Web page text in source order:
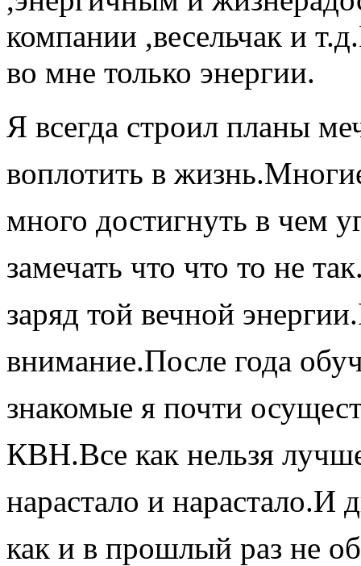
компании ,весельчак и
во мне только энергии.
Я всегда строил планы
воплотить в
много достигнуть в чем
замечать что что то не
заряд той вечной
внимание.После года
знакомые я почти
КВН.Все как нельзя
нарастало и нарастало.И
как и в прошлый раз не